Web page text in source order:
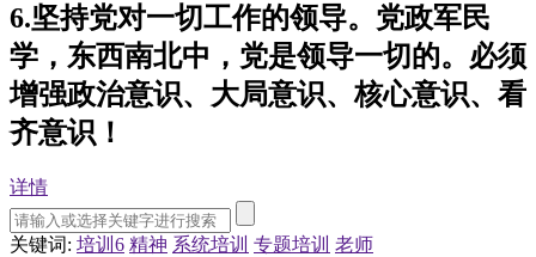
6.坚持党对一切工作的领导。党政军民
学，东西南北中，党是领导一切的。必须
增强政治意识、大局意识、核心意识、看
齐意识！
详情
关键词: 培训6 精神 系统培训 专题培训 老师